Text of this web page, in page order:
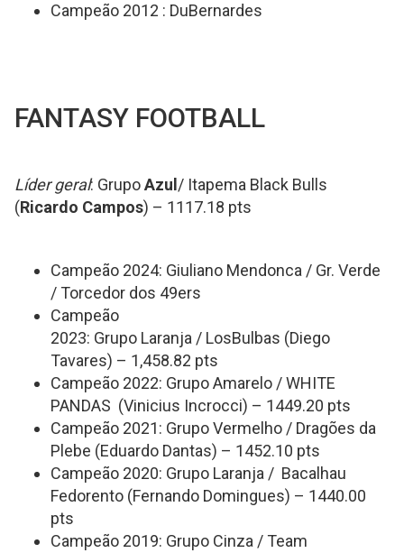
Campeão 2012 : DuBernardes
FANTASY FOOTBALL
Líder geral: GrupoAzul / Itapema Black Bulls
(Ricardo Campos) – 1117.18 pts
Campeão 2024: Giuliano Mendonca / Gr. Verde
/ Torcedor dos 49ers
Campeão
2023: Grupo Laranja / LosBulbas (Diego
Tavares) – 1,458.82 pts
Campeão 2022: Grupo Amarelo / WHITE
PANDAS (Vinicius Incrocci) – 1449.20 pts
Campeão 2021: Grupo Vermelho / Dragões da
Plebe (Eduardo Dantas) – 1452.10 pts
Campeão 2020: Grupo Laranja / Bacalhau
Fedorento (Fernando Domingues) – 1440.00
pts
Campeão 2019: Grupo Cinza / Team